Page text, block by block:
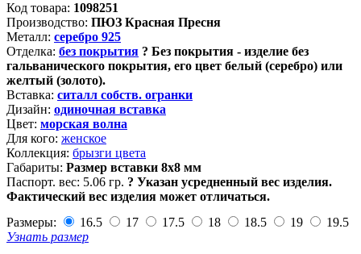
Код товара: 1098251
Производство: ПЮЗ Красная Пресня
Металл: серебро 925
Отделка: без покрытия ? Без покрытия - изделие без
гальванического покрытия, его цвет белый (серебро) или
желтый (золото).
Вставка: ситалл собств. огранки
Дизайн: одиночная вставка
Цвет: морская волна
Для кого: женское
Коллекция: брызги цвета
Габариты: Размер вставки 8х8 мм
Паспорт. вес: 5.06 гр. ? Указан усредненный вес изделия.
Фактический вес изделия может отличаться.
Размеры:
16.5 17 17.5 18 18.5 19
19.5
Узнать размер